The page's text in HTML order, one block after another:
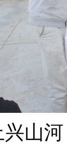
山